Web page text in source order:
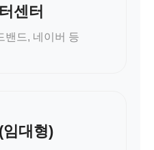
센터
밴드, 네이버 등
대형)